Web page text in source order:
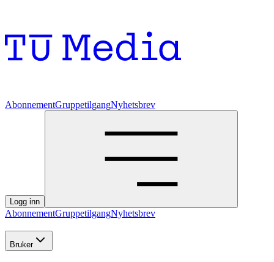
AbonnementGruppetilgangNyhetsbrev
Logg inn
AbonnementGruppetilgangNyhetsbrev
Bruker